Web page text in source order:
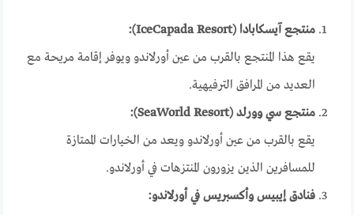
منتجع آيسكابادا (IceCapada Resort):
يقع هذا المنتجع بالقرب من عين أورلاندو ويوفر إقامة مريحة مع
العديد من المرافق الترفيهية.
منتجع سي وورلد (SeaWorld Resort):
يقع بالقرب من عين أورلاندو ويعد من الخيارات الممتازة
للمسافرين الذين يزورون المنتزهات في أورلاندو.
فنادق إيبيس وأكسبريس في أورلاندو: